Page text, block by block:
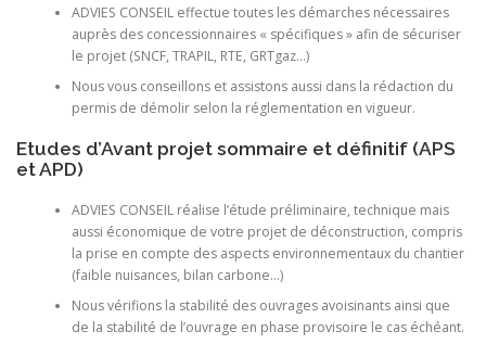
ADVIES CONSEIL effectue toutes les démarches nécessaires
auprès des concessionnaires « spécifiques » afin de sécuriser
le projet (SNCF, TRAPIL, RTE, GRTgaz…)
Nous vous conseillons et assistons aussi dans la rédaction du
permis de démolir selon la réglementation en vigueur.
Etudes d’Avant projet sommaire et définitif (APS
et APD)
ADVIES CONSEIL réalise l’étude préliminaire, technique mais
aussi économique de votre projet de déconstruction, compris
la prise en compte des aspects environnementaux du chantier
(faible nuisances, bilan carbone…)
Nous vérifions la stabilité des ouvrages avoisinants ainsi que
de la stabilité de l’ouvrage en phase provisoire le cas échéant.